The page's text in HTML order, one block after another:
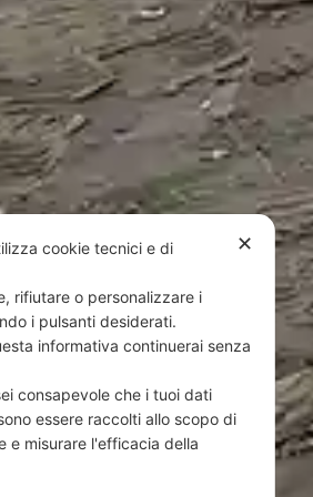
Pagamenti Sicuri
è un brand Intent di Federico
P.Iva 01917920678
Tortoreto TE | REA TE-168019 |
| Pec:federicoandrenacci@pec.it
da Google reCAPTCHA
eTerms of Servicedi Google.
✕
cookie tecnici e di
rifiutare o personalizzare i
i pulsanti desiderati.
informativa continuerai senza
consapevole che i tuoi dati
essere raccolti allo scopo di
e misurare l'efficacia della